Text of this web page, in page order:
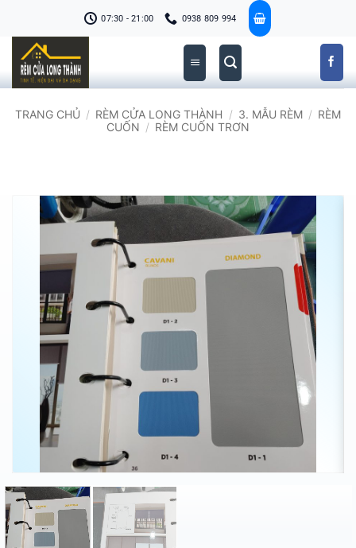
dung
07:30 - 21:00 0938 809 994
TRANG CHỦ / RÈM CỬA LONG THÀNH / 3. MẪU RÈM / RÈM
CUỐN / RÈM CUỐN TRƠN